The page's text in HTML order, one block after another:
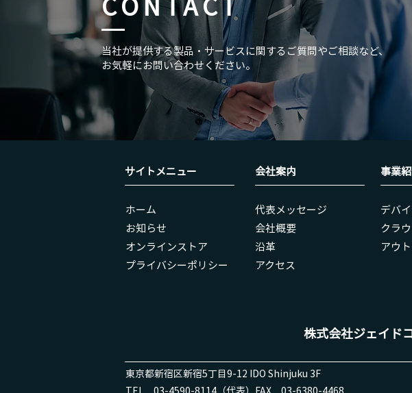
当社が提供する製品・サービスに関するご質問やご相談など、
お気軽にお問い合わせください。
サイトメニュー
ホーム
お知らせ
オンラインストア
​プライバシーポリシー
会社案内
代表メッセージ
会社概要
沿革
アクセス
事業
デバ
クラ
アウ
株式会社ジェイド
東京都新宿区新宿5丁目9-12 IDO Shinjuku 3F